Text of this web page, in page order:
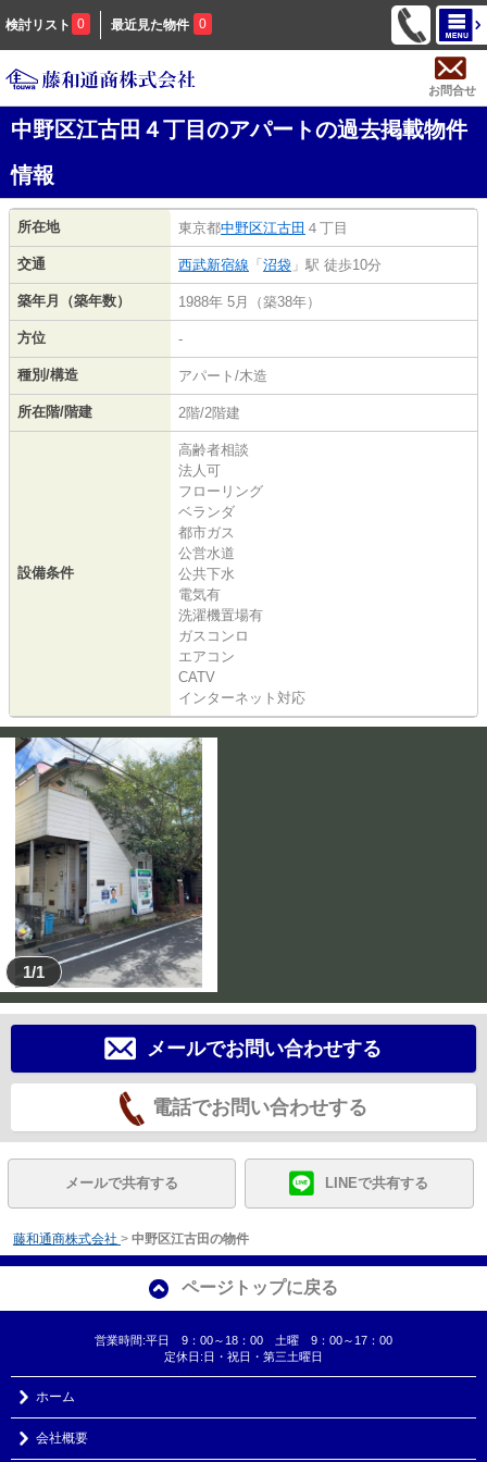
検討リスト 0 最近見た物件 0
お問合せ
中野区江古田４丁目のアパートの過去掲載物件
情報
所在地 東京都中野区江古田 ４丁目
交通 西武新宿線 「 沼袋 」駅 徒歩10分
築年月（築年数） 1988年 5月（築38年）
方位 -
種別/構造 アパート/木造
所在階/階建 2階/2階建
設備条件
高齢者相談
法人可
フローリング
ベランダ
都市ガス
公営水道
公共下水
電気有
洗濯機置場有
ガスコンロ
エアコン
CATV
インターネット対応
1/1
メールでお問い合わせする
電話でお問い合わせする
メールで共有する LINEで共有する
藤和通商株式会社 > 中野区江古田の物件
ページトップに戻る
営業時間:平日 9：00～18：00 土曜 9：00～17：00
定休日:日・祝日・第三土曜日
ホーム
会社概要